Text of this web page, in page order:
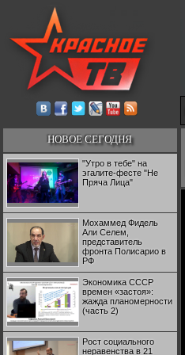
НОВОЕ СЕГОДНЯ
"Утро в тебе" на
эгалите-фесте "Не
Пряча Лица"
Мохаммед Фидель
Али Селем,
представитель
фронта Полисарио в
РФ
Экономика СССР
времен «застоя»:
жажда планомерности
(часть 2)
Рост социального
неравенства в 21